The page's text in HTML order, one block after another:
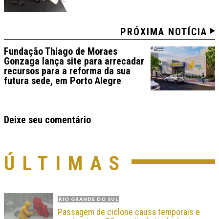
PRÓXIMA NOTÍCIA
Fundação Thiago de Moraes
Gonzaga lança site para arrecadar
recursos para a reforma da sua
futura sede, em Porto Alegre
Deixe seu comentário
ÚLTIMAS
RIO GRANDE DO SUL
Passagem de ciclone causa temporais e